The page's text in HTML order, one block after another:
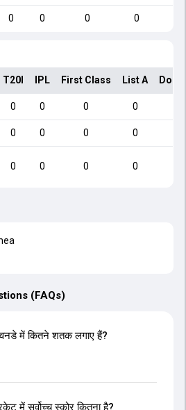
0 0 0 0
T20I IPL First Class List A
0 0 0 0
0 0 0 0
0 0 0 0
(FAQs)
में कितने शतक लगाए हैं?
में सर्वोच्च स्कोर कितना है?